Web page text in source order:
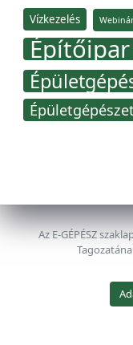
Vízkezelés
Építőipar
Az E-GÉPÉSZ